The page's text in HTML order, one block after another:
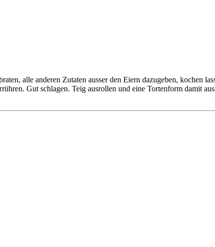
alle anderen Zutaten ausser den Eiern dazugeben, kochen
Gut schlagen. Teig ausrollen und eine Tortenform damit